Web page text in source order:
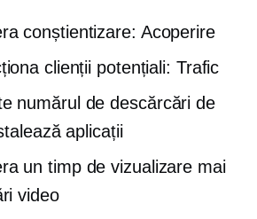
conștientizare: Acoperire
clienții potențiali: Trafic
numărul de descărcări de
aplicații
un timp de vizualizare mai
video